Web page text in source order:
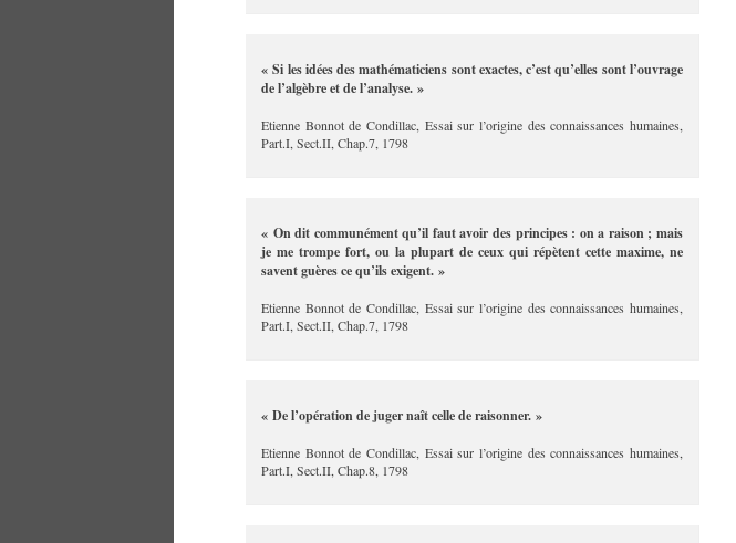
« Si les idées des mathématiciens sont exactes, c’est qu’elles sont l’ouvrage
de l’algèbre et de l’analyse. »
Etienne Bonnot de Condillac, Essai sur l’origine des connaissances humaines,
Part.I, Sect.II, Chap.7, 1798
« On dit communément qu’il faut avoir des principes : on a raison ; mais
je me trompe fort, ou la plupart de ceux qui répètent cette maxime, ne
savent guères ce qu’ils exigent. »
Etienne Bonnot de Condillac, Essai sur l’origine des connaissances humaines,
Part.I, Sect.II, Chap.7, 1798
« De l’opération de juger naît celle de raisonner. »
Etienne Bonnot de Condillac, Essai sur l’origine des connaissances humaines,
Part.I, Sect.II, Chap.8, 1798